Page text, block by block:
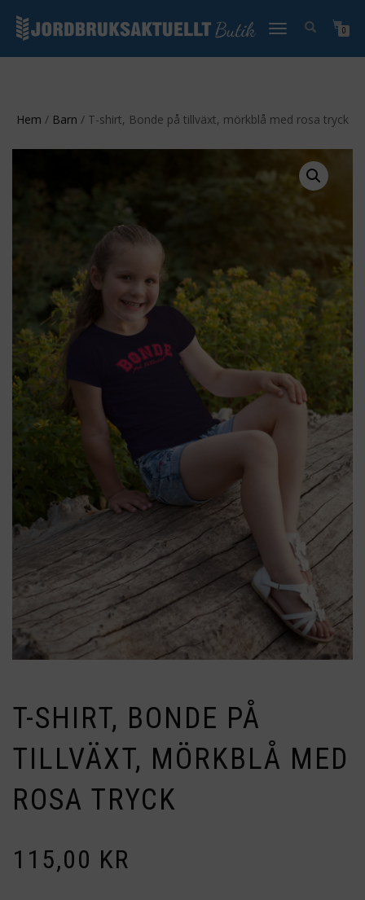
SLÅ
NAVIGERING
0
Hem / Barn / T-shirt, Bonde på tillväxt, mörkblå med rosa tryck
T-SHIRT, BONDE PÅ
TILLVÄXT, MÖRKBLÅ MED
ROSA TRYCK
115,00 KR